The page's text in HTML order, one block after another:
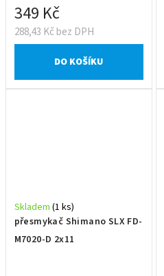
288,43 Kč bez DPH
349 Kč
DO KOŠÍKU
přesmykač Shimano SLX FD-
M7020-D 2x11
Skladem (1 ks)